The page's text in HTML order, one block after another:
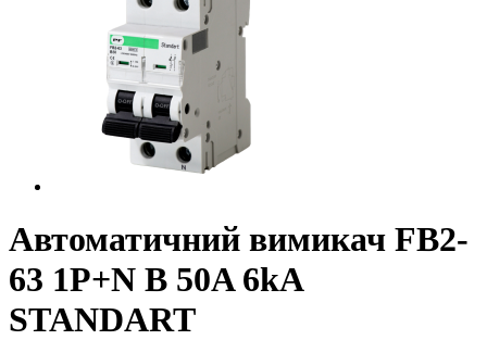
Автоматичний вимикач FB2-
63 1P+N B 50A 6kA
STANDART